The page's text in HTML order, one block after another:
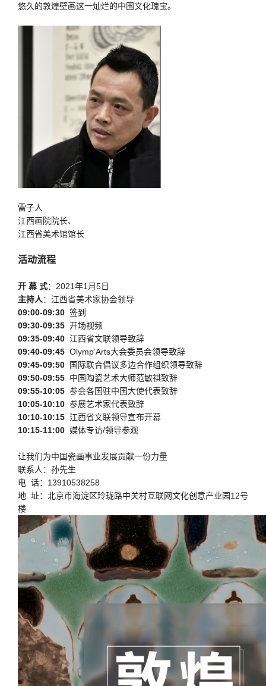
悠久的敦煌壁画这一灿烂的中国文化瑰宝。
雷子人
江西画院院长、
江西省美术馆馆长
活动流程
开 幕 式：2021年1月5日
主持人：江西省美术家协会领导
09:00-09:30 签到
09:30-09:35 开场视频
09:35-09:40 江西省文联领导致辞
09:40-09:45 Olymp’Arts大会委员会领导致辞
09:45-09:50 国际联合倡议多边合作组织领导致辞
09:50-09:55 中国陶瓷艺术大师范敏祺致辞
09:55-10:05 参会各国驻中国大使代表致辞
10:05-10:10 参展艺术家代表致辞
10:10-10:15 江西省文联领导宣布开幕
10:15-11:00 媒体专访/领导参观
让我们为中国瓷画事业发展贡献一份力量
联系人：孙先生
电 话：13910538258
地 址：北京市海淀区玲珑路中关村互联网文化创意产业园12号
楼